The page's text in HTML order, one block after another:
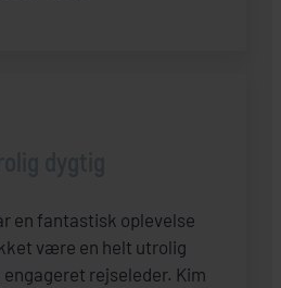
en fantastisk oplevelse
være en helt utrolig
engageret rejseleder. Kim